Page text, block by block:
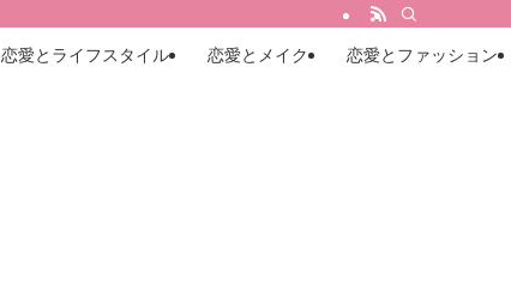
恋愛とライフスタイル 恋愛とメイク 恋愛とファッション